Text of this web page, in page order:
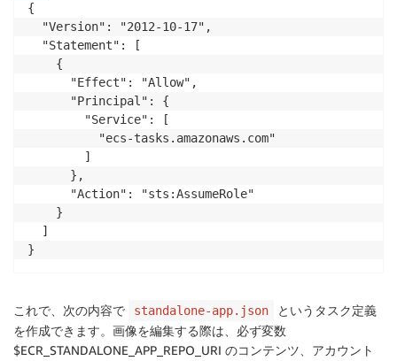
{
  "Version": "2012-10-17",
  "Statement": [
    {
      "Effect": "Allow",
      "Principal": {
        "Service": [
          "ecs-tasks.amazonaws.com"
        ]
      },
      "Action": "sts:AssumeRole"
    }
  ]
}
これで、次の内容で standalone-app.json
というタスク定義
を作成できます。画像を編集する際は、必ず変数
$ECR_STANDALONE_APP_REPO_URI のコンテンツ、アカウント